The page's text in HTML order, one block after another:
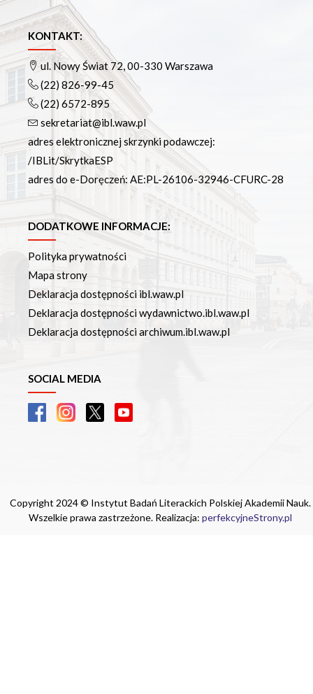
KONTAKT:
ul. Nowy Świat 72, 00-330 Warszawa
(22) 826-99-45
(22) 6572-895
sekretariat@ibl.waw.pl
adres elektronicznej skrzynki podawczej:
/IBLit/SkrytkaESP
adres do e-Doręczeń: AE:PL-26106-32946-CFURC-28
DODATKOWE INFORMACJE:
Polityka prywatności
Mapa strony
Deklaracja dostępności ibl.waw.pl
Deklaracja dostępności wydawnictwo.ibl.waw.pl
Deklaracja dostępności archiwum.ibl.waw.pl
SOCIAL MEDIA
Copyright 2024 © Instytut Badań Literackich Polskiej Akademii Nauk.
Wszelkie prawa zastrzeżone. Realizacja: perfekcyjneStrony.pl